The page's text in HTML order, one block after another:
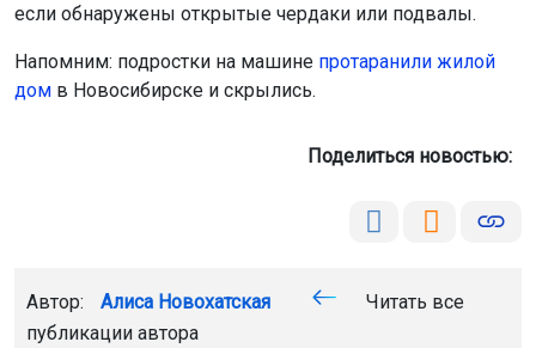
если обнаружены открытые чердаки или подвалы.
Напомним: подростки на машине протаранили жилой
дом в Новосибирске и скрылись.
Поделиться новостью:
Автор: Алиса Новохатская
Читать все
публикации автора